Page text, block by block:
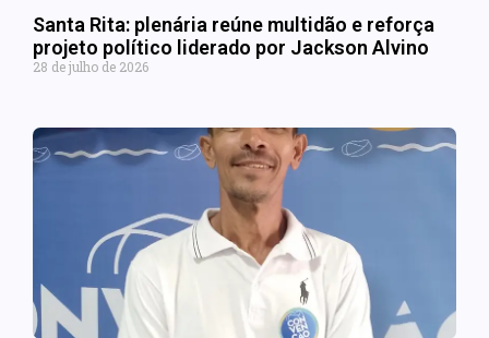
Santa Rita: plenária reúne multidão e reforça
projeto político liderado por Jackson Alvino
28 de julho de 2026